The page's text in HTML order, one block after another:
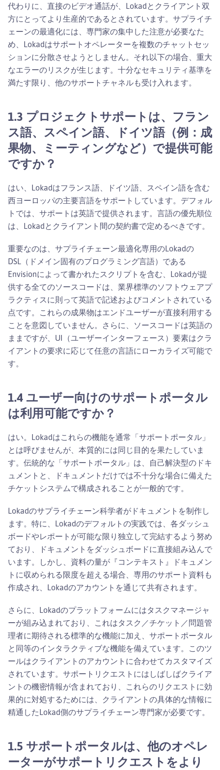
代わりに、直接のビデオ通話が、Lokadとクライアント双
方にとってより生産的であるとされています。サプライチ
ェーンの最適化には、専門家の集中した注意が必要なた
め、Lokadはサポートオペレーターを複数のチャットセッ
ションに分散させようとしません。それ以下の場合、重大
なエラーのリスクが生じます。十分なセキュリティ基準を
満たす限り、他のサポートチャネルも受け入れます。
1.3 プロジェクトサポートは、フラン
ス語、スペイン語、ドイツ語（例：成
果物、ミーティングなど）で提供可能
ですか？
はい、Lokadはフランス語、ドイツ語、スペイン語を含む
西ヨーロッパの主要言語をサポートしています。デフォル
トでは、サポートは英語で提供されます。言語の優先順位
は、Lokadとクライアント間の契約書で定めるべきです。
重要なのは、サプライチェーン最適化専用のLokadの
DSL（ドメイン固有のプログラミング言語）である
Envisionによって書かれたスクリプトを含む、Lokadが提
供する全てのソースコードは、業界標準のソフトウェアプ
ラクティスに則って英語で記述およびコメントされている
点です。これらの成果物はエンドユーザーが直接利用する
ことを意図していません。さらに、ソースコードは英語の
ままですが、UI（ユーザーインターフェース）要素はクラ
イアントの要求に応じて任意の言語にローカライズ可能で
す。
1.4 ユーザー向けのサポートポータル
は利用可能ですか？
はい。Lokadはこれらの機能を通常「サポートポータル」
とは呼びませんが、本質的には同じ目的を果たしていま
す。伝統的な「サポートポータル」は、自己解決型のドキ
ュメントと、ドキュメントだけでは不十分な場合に備えた
チケットシステムで構成されることが一般的です。
Lokadのサプライチェーン科学者がドキュメントを制作し
ます。特に、Lokadのデフォルトの実践では、各ダッシュ
ボードやレポートが可能な限り独立して完結するよう努め
ており、ドキュメントをダッシュボードに直接組み込んで
います。しかし、資料の量が『コンテキスト』ドキュメン
トに収められる限度を超える場合、専用のサポート資料も
作成され、Lokadのアカウントを通じて共有されます。
さらに、Lokadのプラットフォームにはタスクマネージャ
ーが組み込まれており、これはタスク／チケット／問題管
理者に期待される標準的な機能に加え、サポートポータル
と同等のインタラクティブな機能を備えています。このツ
ールはクライアントのアカウントに合わせてカスタマイズ
されています。サポートリクエストにはしばしばクライア
ントの機密情報が含まれており、これらのリクエストに効
果的に対処するためには、クライアントの具体的な情報に
精通したLokad側のサプライチェーン専門家が必要です。
1.5 サポートポータルは、他のオペレ
ーターがサポートリクエストをより